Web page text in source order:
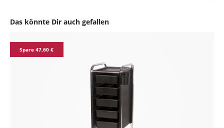
Das könnte Dir auch gefallen
Spare 47,60 €